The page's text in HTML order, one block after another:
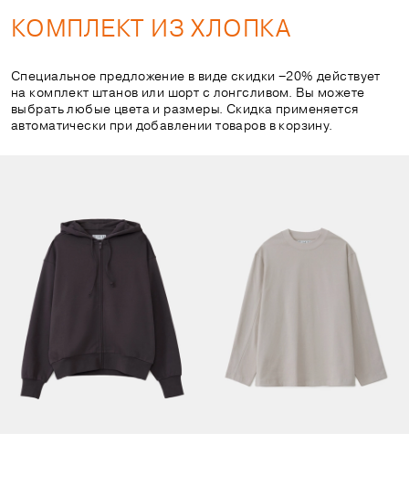
КОМПЛЕКТ ИЗ ХЛОПКА
Специальное предложение в виде скидки −20% действует
на комплект штанов или шорт с лонгсливом. Вы можете
выбрать любые цвета и размеры. Скидка применяется
автоматически при добавлении товаров в корзину.